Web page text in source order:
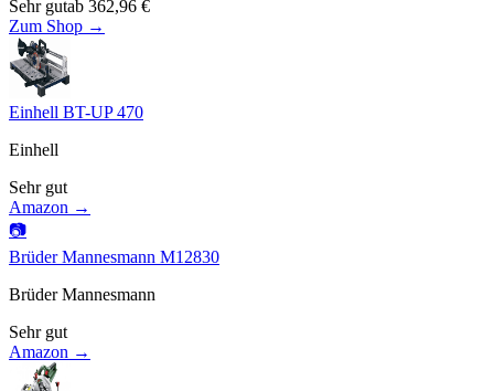
Sehr gutab 362,96 €
Zum Shop →
Einhell BT-UP 470
Einhell
Sehr gut
Amazon →
📷
Brüder Mannesmann M12830
Brüder Mannesmann
Sehr gut
Amazon →